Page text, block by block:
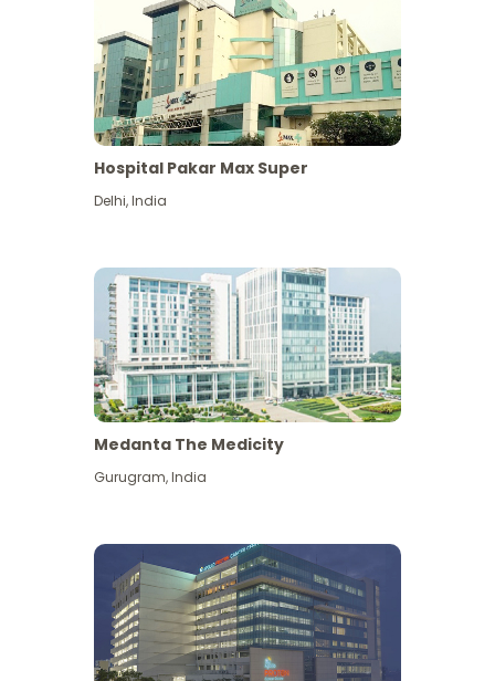
Hospital Pakar Max Super
Delhi,India
Medanta The Medicity
Gurugram,India